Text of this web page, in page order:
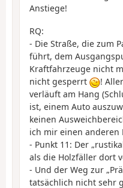
Anstiege!
RQ:
- Die Straße, die zum
führt, dem
Kraftfahrzeuge nicht
nicht gesperrt
!
verläuft am Hang
ist, einem Auto
keinen
ich mir einen anderen
- Punkt 11: Der
als die Holzfäller dort
- Und der Weg zur
tatsächlich nicht sehr